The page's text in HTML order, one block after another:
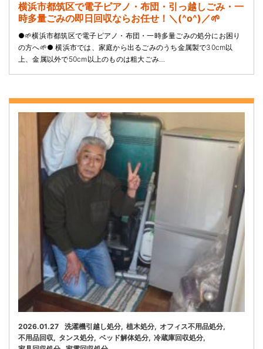
横浜市都筑区で電子ピアノ・布団・引っ越しごみ・一
時多量ごみの即日回収ならお任せ！＼(^o^)／🌱
●🌱横浜市都筑区で電子ピアノ・布団・一時多量ごみの処分にお困り
の方へ🌱● 横浜市では、家庭から出るごみのうち金属製で30cm以
上、金属以外で50cm以上のものは粗大ごみ…
2026.01.27 洗濯機引越し処分 植木処分
オフィス不用品処分
不用品回収
タンス処分 ベッド解体処分 冷蔵庫回収処分